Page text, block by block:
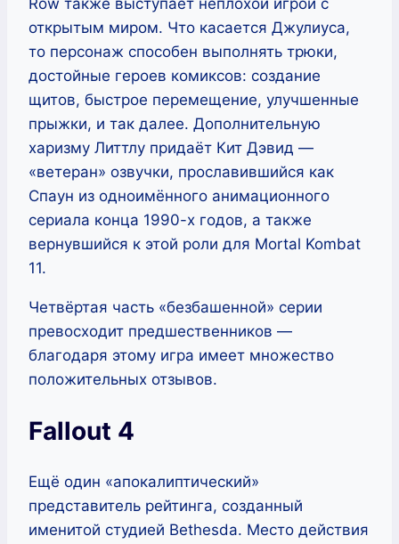
открытым миром. Что касается Джулиуса,
то персонаж способен выполнять трюки,
достойные героев комиксов: создание
щитов, быстрое перемещение, улучшенные
прыжки, и так далее. Дополнительную
харизму Литтлу придаёт Кит Дэвид —
«ветеран» озвучки, прославившийся как
Спаун из одноимённого анимационного
сериала конца 1990-х годов, а также
вернувшийся к этой роли для Mortal Kombat
11.
Четвёртая часть «безбашенной» серии
превосходит предшественников —
благодаря этому игра имеет множество
положительных отзывов.
Fallout 4
Ещё один «апокалиптический»
представитель рейтинга, созданный
именитой студией Bethesda. Место действия